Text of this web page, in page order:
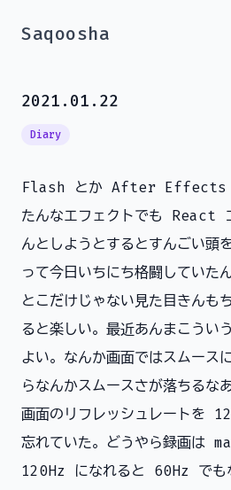
Saqoosha
2021.01.22
Diary
Flash とか After Effects で
たんなエフェクトでも React
んとしようとするとすんごい頭
って今日いちにち格闘していた
とこだけじゃない見た目きんも
ると楽しい。最近あんまこうい
よい。なんか画面ではスムース
らなんかスムースさが落ちるな
画面のリフレッシュレートを
忘れていた。どうやら録画は
120Hz になれると 60Hz でも